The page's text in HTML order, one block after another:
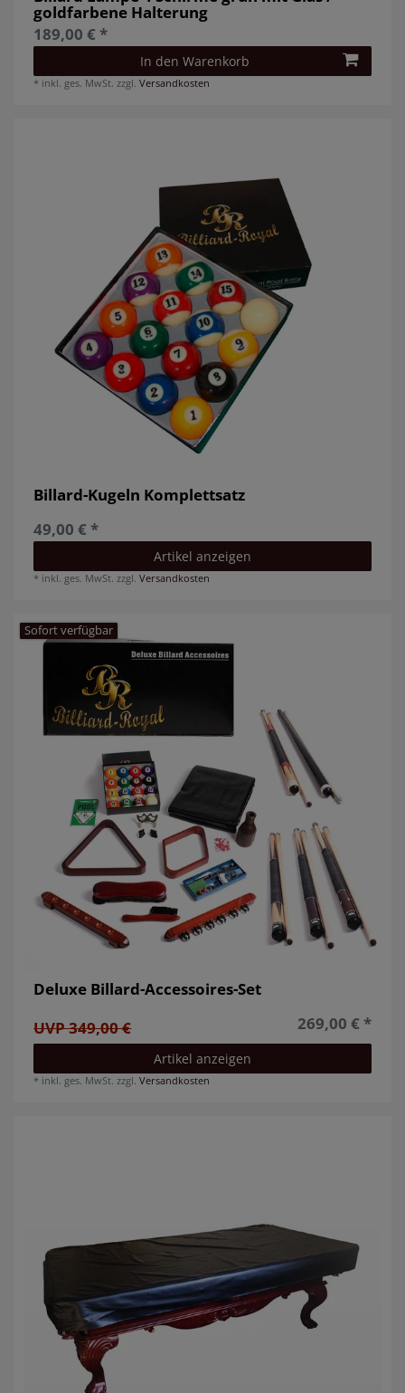
goldfarbene Halterung
189,00 € *
In den Warenkorb
* inkl. ges. MwSt. zzgl.Versandkosten
Billard-Kugeln Komplettsatz
49,00 € *
Artikel anzeigen
* inkl. ges. MwSt. zzgl.Versandkosten
Sofort verfügbar
Deluxe Billard-Accessoires-Set
UVP 349,00 €
269,00 € *
Artikel anzeigen
* inkl. ges. MwSt. zzgl.Versandkosten